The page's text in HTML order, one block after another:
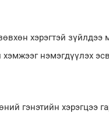
хэрэгтэй зүйлдээ
нэмэгдүүлэх
хэрэгцээ